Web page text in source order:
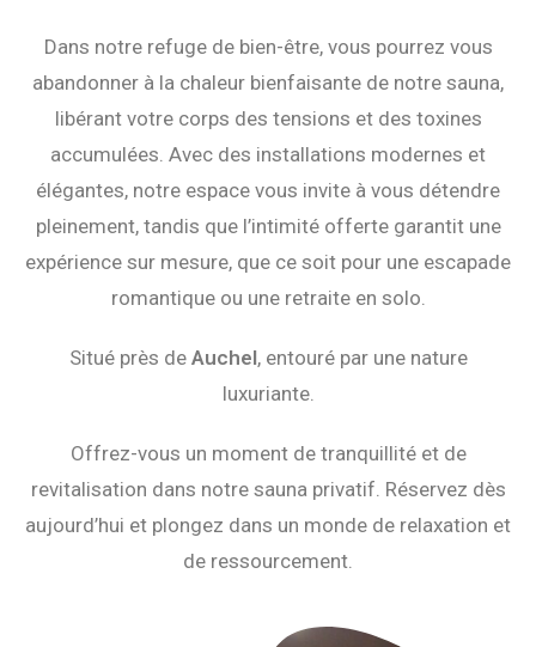
Dans notre refuge de bien-être, vous pourrez vous
abandonner à la chaleur bienfaisante de notre sauna,
libérant votre corps des tensions et des toxines
accumulées. Avec des installations modernes et
élégantes, notre espace vous invite à vous détendre
pleinement, tandis que l’intimité offerte garantit une
expérience sur mesure, que ce soit pour une escapade
romantique ou une retraite en solo.
Situé près de Auchel, entouré par une nature
luxuriante.
Offrez-vous un moment de tranquillité et de
revitalisation dans notre sauna privatif. Réservez dès
aujourd’hui et plongez dans un monde de relaxation et
de ressourcement.